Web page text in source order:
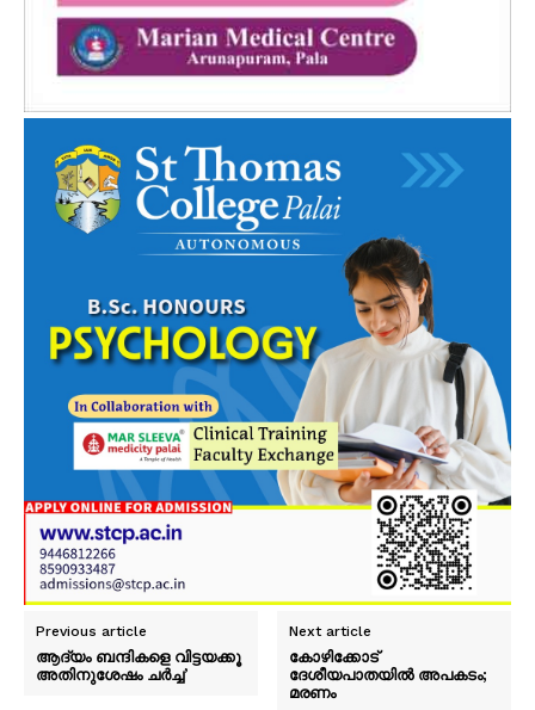
Previous article
ആദ്യം ബന്ദികളെ വിട്ടയക്കൂ
അതിനുശേഷം ചർച്ച’
Next article
കോഴിക്കോട്
ദേശീയപാതയിൽ അപകടം;
മരണം